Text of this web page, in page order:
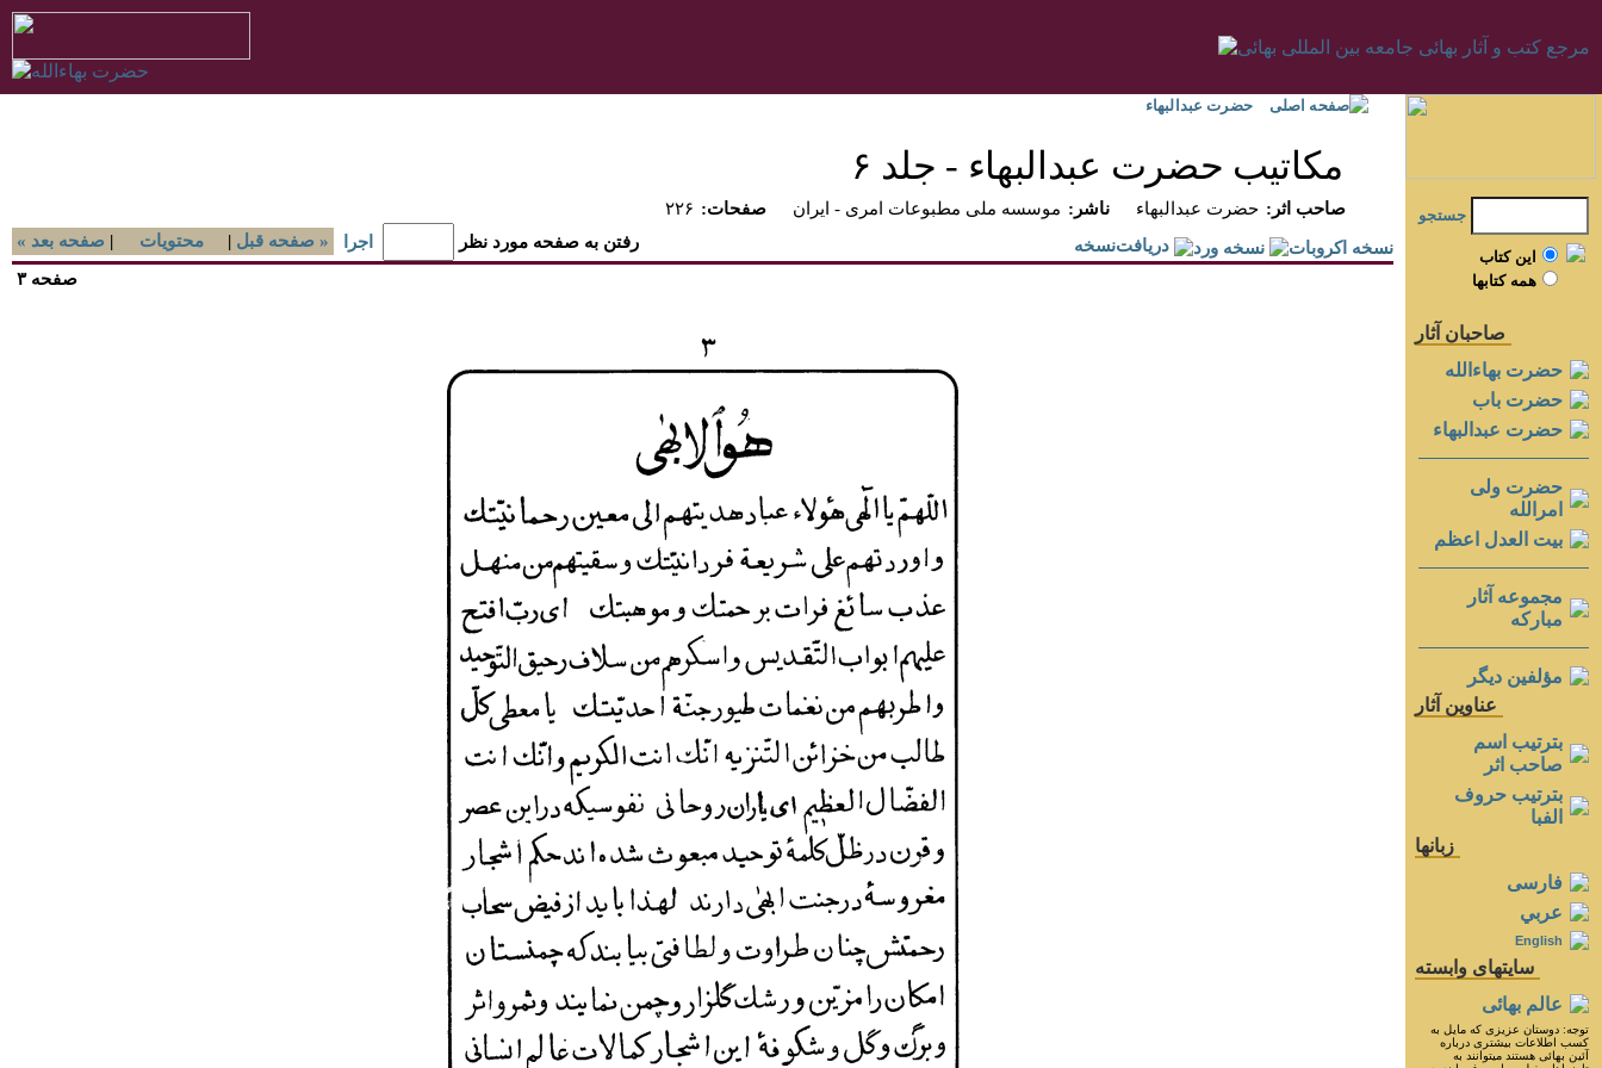
صفحه اصلی حضرت عبدالبهاء
مكاتيب حضرت عبدالبهاء - جلد ۶
۲۲۶ :صفحات موسسه ملی مطبوعات امری - ايران :ناشر حضرت عبدالبهاء
:صاحب اثر
« صفحه بعد | محتويات | صفحه قبل » رفتن به صفحه مورد نظر اجرا
جستجو
اين کتاب
همه کتابها
صاحبان آثار
حضرت بهاءالله
حضرت باب
حضرت عبدالبهاء
حضرت ولی
امرالله
بيت العدل اعظم
مجموعه آثار
مباركه
مؤلفين ديگر
عناوين آثار
بترتيب اسم
صاحب اثر
بترتيب حروف
الفبا
زبانها
فارسی
عربي
English
سايتهای وابسته
عالم بهائی
توجه: دوستان عزيزى كه مايل به
كسب اطلاعات بيشترى درباره
آئين بهائى هستند ميتوانند به